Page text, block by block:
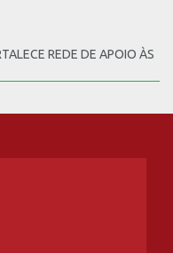
REDE DE APOIO ÀS